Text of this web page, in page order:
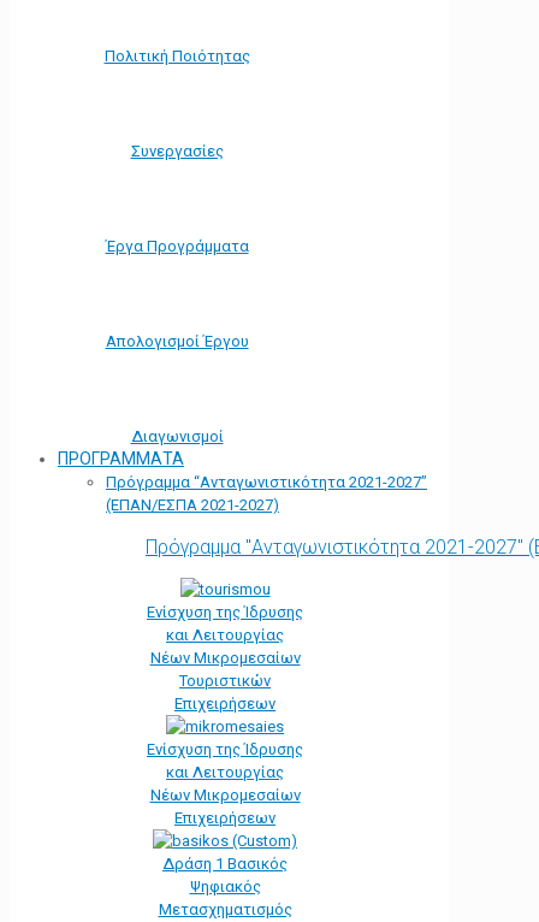
Πολιτική Ποιότητας
Συνεργασίες
Έργα Προγράμματα
Απολογισμοί Έργου
Διαγωνισμοί
ΠΡΟΓΡΑΜΜΑΤΑ
Πρόγραμμα “Ανταγωνιστικότητα 2021-2027”
(ΕΠΑΝ/ΕΣΠΑ 2021-2027)
Πρόγραμμα "Ανταγωνιστικότητα 2021-
Ενίσχυση της Ίδρυσης
και Λειτουργίας
Νέων Μικρομεσαίων
Τουριστικών
Επιχειρήσεων
Ενίσχυση της Ίδρυσης
και Λειτουργίας
Νέων Μικρομεσαίων
Επιχειρήσεων
Δράση 1 Βασικός
Ψηφιακός
Μετασχηματισμός